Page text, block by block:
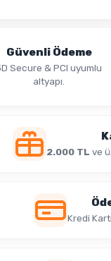
Güvenli Ödeme
Secure & PCI uyumlu
altyapı.
2.000 TL ve
Kredi